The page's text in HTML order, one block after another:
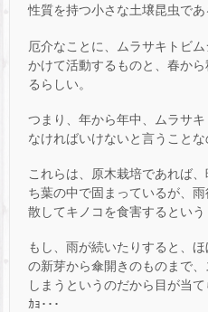
性質を持つ小さな土壌昆虫であ
厄介なことに、ムラサキトビ
かけて活動するものと、春か
るらしい。
つまり、年から年中、ムラサ
なければいけないと言うことな
これらは、原木栽培であれば
ち葉の中で固まっているが、
散してキノコを食害するとい
もし、雨が続いたりすると、
の新芽から傘開きのものまで
しまうというのだから目が当
ｶｮ･･･